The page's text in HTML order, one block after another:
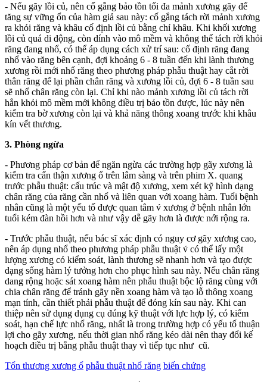
- Nếu gãy lồi củ, nên cố gắng bảo tồn tối đa mảnh xương gãy để
tăng sự vững ổn của hàm giả sau này: cố gắng tách rời mảnh xương
ra khỏi răng và khâu cố định lồi củ bằng chỉ khâu. Khi khối xương
lồi củ quá di động, còn dính vào mô mềm và không thể tách rời khỏi
răng đang nhổ, có thể áp dụng cách xử trí sau: cố định răng đang
nhổ vào răng bên cạnh, đợi khoảng 6 - 8 tuần đến khi lành thương
xương rồi mới nhổ răng theo phương pháp phẫu thuật hay cắt rời
thân răng để lại phần chân răng và xương lồi củ, đợi 6 - 8 tuần sau
sẽ nhổ chân răng còn lại. Chỉ khi nào mảnh xương lồi củ tách rời
hẳn khỏi mô mềm mới không điều trị bảo tồn được, lúc này nên
kiểm tra bờ xương còn lại và khả năng thông xoang trước khi khâu
kín vết thương.
3. Phòng ngừa
- Phương pháp cơ bản để ngăn ngừa các trường hợp gãy xương là
kiểm tra cẩn thận xương ổ trên lâm sàng và trên phim X. quang
trước phẫu thuật: cấu trúc và mật độ xương, xem xét kỹ hình dạng
chân răng của răng cần nhổ và liên quan với xoang hàm. Tuổi bệnh
nhân cũng là một yếu tố được quan tâm v́ xương ở bệnh nhân lớn
tuổi kém đàn hồi hơn và như vậy dễ gãy hơn là được nới rộng ra.
- Trước phẫu thuật, nếu bác sĩ xác định có nguy cơ gãy xương cao,
nên áp dụng nhổ theo phương pháp phẫu thuật v́ có thể lấy một
lượng xương có kiểm soát, lành thương sẽ nhanh hơn và tạo được
dạng sống hàm lý tưởng hơn cho phục hình sau này. Nếu chân răng
dang rộng hoặc sát xoang hàm nên phẫu thuật bộc lộ răng cùng với
chia chân răng để tránh gãy nền xoang hàm và tạo lỗ thông xoang
mạn tính, cần thiết phải phẫu thuật để đóng kín sau này. Khi can
thiệp nên sử dụng dụng cụ đúng kỹ thuật với lực hợp lý, có kiểm
soát, hạn chế lực nhổ răng, nhất là trong trường hợp có yếu tố thuận
lợi cho gãy xương, nếu thời gian nhổ răng kéo dài nên thay đổi kế
hoạch điều trị bằng phẫu thuật thay vì tiếp tục như cũ.
Tổn thương xương ổ phẫu thuật nhổ răng biến chứng